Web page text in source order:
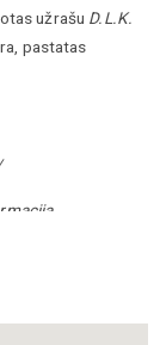
užrašu D.L.K.
pastatas